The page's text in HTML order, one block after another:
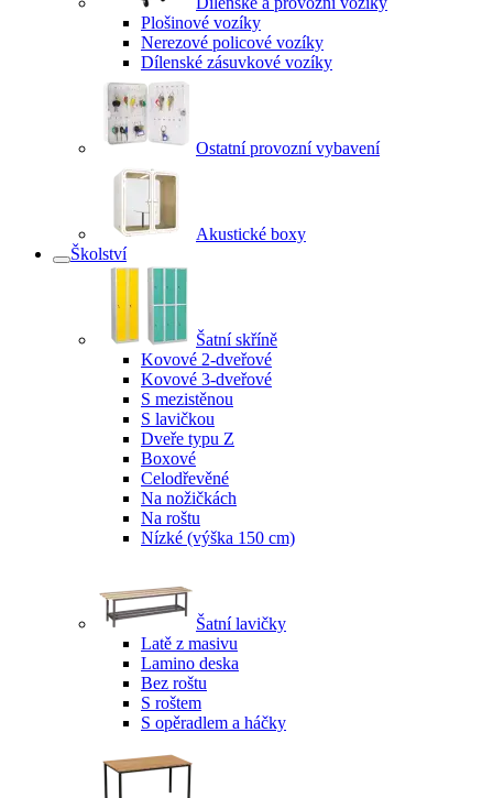
Plošinové vozíky
Nerezové policové vozíky
Dílenské zásuvkové vozíky
Ostatní provozní vybavení
Akustické boxy
Školství
Šatní skříně
Kovové 2-dveřové
Kovové 3-dveřové
S mezistěnou
S lavičkou
Dveře typu Z
Boxové
Celodřevěné
Na nožičkách
Na roštu
Nízké (výška 150 cm)
Šatní lavičky
Latě z masivu
Lamino deska
Bez roštu
S roštem
S opěradlem a háčky